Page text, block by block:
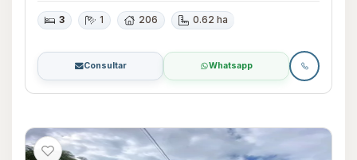
3 1 206 0.62 ha
Consultar Whatsapp